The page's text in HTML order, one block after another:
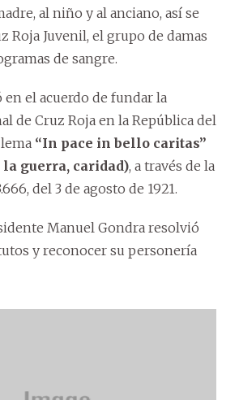
al niño y al anciano, así se
Roja Juvenil, el grupo de damas
de sangre.
en el acuerdo de fundar la
de Cruz Roja en la República del
“In pace in bello caritas”
la guerra, caridad), a través de la
del 3 de agosto de 1921.
Manuel Gondra resolvió
y reconocer su personería